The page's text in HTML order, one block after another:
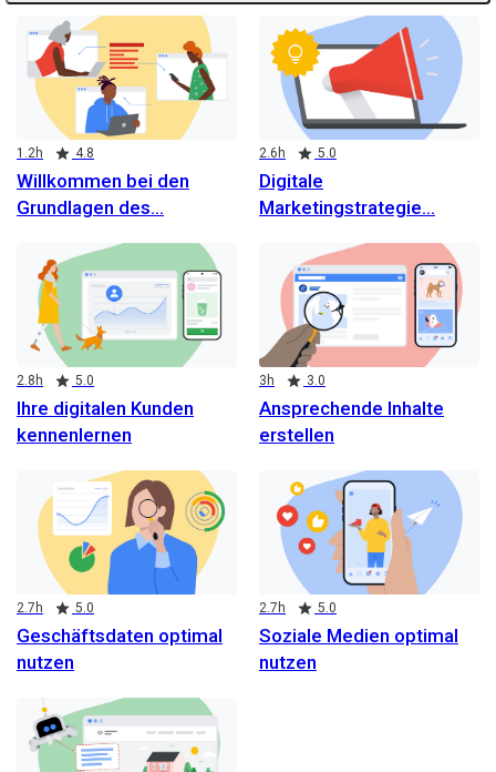
Willkommen bei den
Grundlagen des
Duration
1.2h
Rating 4.8
Digitale
Marketingstrategie
Duration 2.6h
Rating 5.0
Ihre digitalen Kunden
kennenlernen
Duration
2.8h
Rating 5.0
Ansprechende Inhalte
erstellen
Duration 3h
Rating 3.0
Geschäftsdaten optimal
nutzen
Duration
2.7h
Rating 5.0
Soziale Medien optimal
nutzen
Duration 2.7h
Rating 5.0